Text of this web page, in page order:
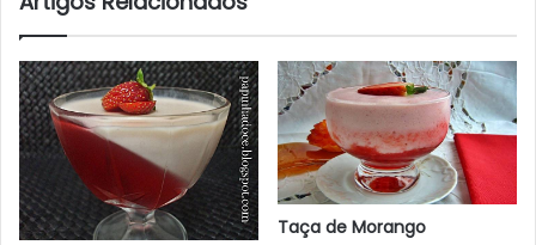
Taça de Morango